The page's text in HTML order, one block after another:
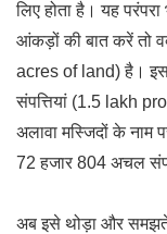
लिए होता है। यह
आंकड़ों की बात करें तो
acres of land) है।
संपत्तियां (1.5 lakh
अलावा मस्जिदों के
72 हजार 804 अचल
अब इसे थोड़ा और